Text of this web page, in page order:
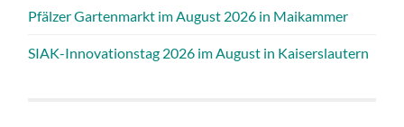
Pfälzer Gartenmarkt im August 2026 in Maikammer
SIAK-Innovationstag 2026 im August in Kaiserslautern